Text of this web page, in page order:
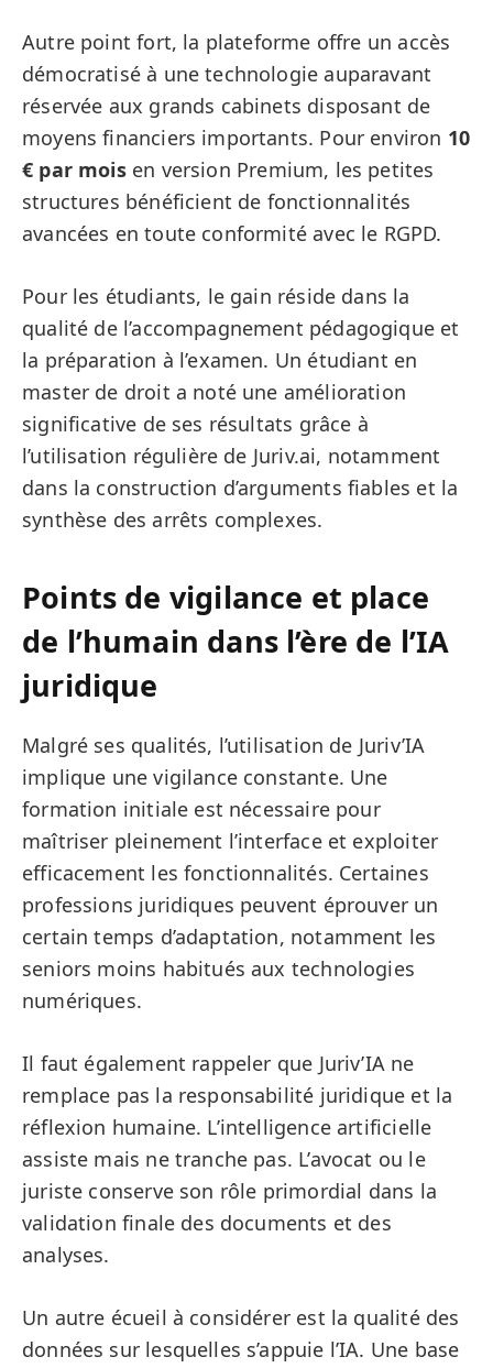
Autre point fort, la plateforme offre un accès
démocratisé à une technologie auparavant
réservée aux grands cabinets disposant de
moyens financiers importants. Pour environ 10
€ par moisen version Premium, les petites
structures bénéficient de fonctionnalités
avancées en toute conformité avec le RGPD.
Pour les étudiants, le gain réside dans la
qualité de l’accompagnement pédagogique et
la préparation à l’examen. Un étudiant en
master de droit a noté une amélioration
significative de ses résultats grâce à
l’utilisation régulière de Juriv.ai, notamment
dans la construction d’arguments fiables et la
synthèse des arrêts complexes.
Points de vigilance et place
de l’humain dans l’ère de l’IA
juridique
Malgré ses qualités, l’utilisation de Juriv’IA
implique une vigilance constante. Une
formation initiale est nécessaire pour
maîtriser pleinement l’interface et exploiter
efficacement les fonctionnalités. Certaines
professions juridiques peuvent éprouver un
certain temps d’adaptation, notamment les
seniors moins habitués aux technologies
numériques.
Il faut également rappeler que Juriv’IA ne
remplace pas la responsabilité juridique et la
réflexion humaine. L’intelligence artificielle
assiste mais ne tranche pas. L’avocat ou le
juriste conserve son rôle primordial dans la
validation finale des documents et des
analyses.
Un autre écueil à considérer est la qualité des
données sur lesquelles s’appuie l’IA. Une base